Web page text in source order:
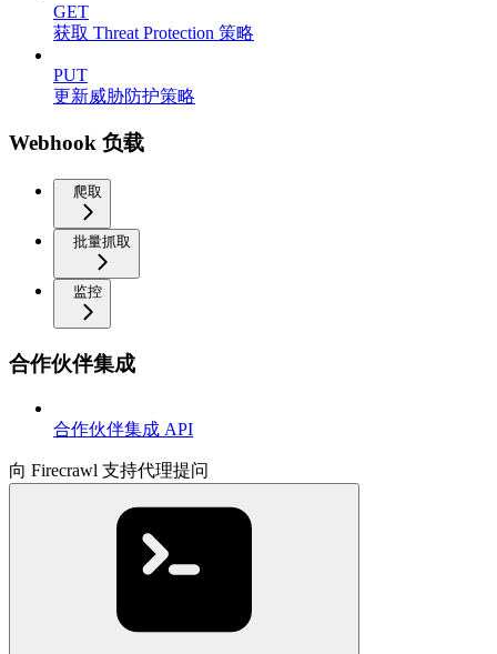
GET
获取 Threat Protection 策略
PUT
更新威胁防护策略
Webhook 负载
爬取
批量抓取
监控
合作伙伴集成
合作伙伴集成 API
向 Firecrawl 支持代理提问